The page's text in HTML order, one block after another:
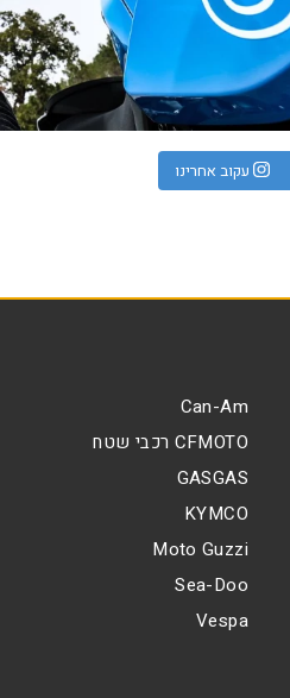
עקוב אחרינו
Can-Am
CFMOTO רכבי שטח
GASGAS
KYMCO
Moto Guzzi
Sea-Doo
Vespa